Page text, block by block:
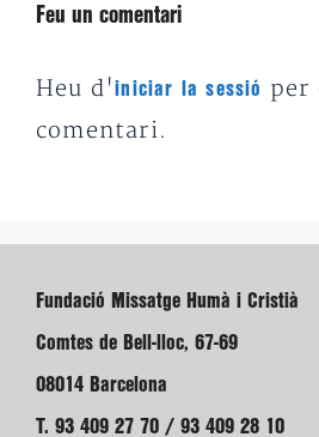
Feu un comentari
Heu d'iniciar la sessió
per
comentari.
Fundació Missatge Humà i Cristià
Comtes de Bell-lloc, 67-69
08014 Barcelona
T. 93 409 27 70 / 93 409 28 10